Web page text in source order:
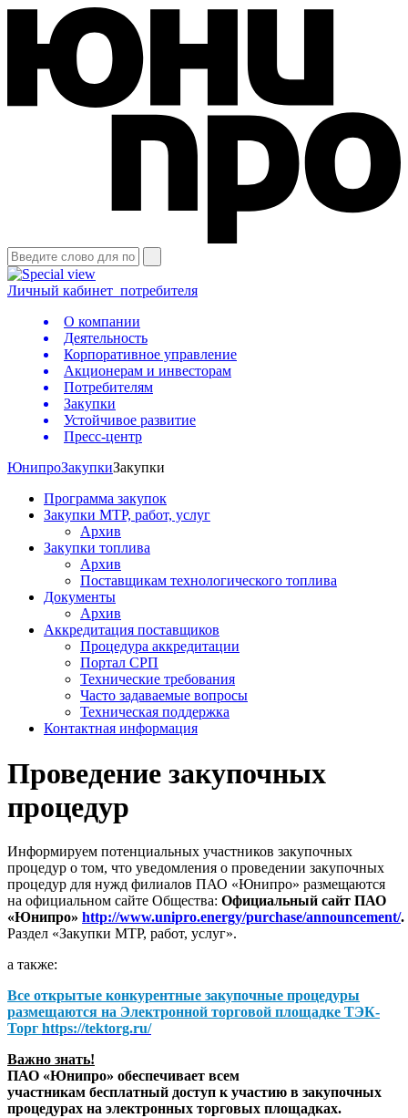
Личный кабинет потребителя
О компании
Деятельность
Корпоративное управление
Акционерам и инвесторам
Потребителям
Закупки
Устойчивое развитие
Пресс-центр
ЮнипроЗакупкиЗакупки
Программа закупок
Закупки МТР, работ, услуг
Архив
Закупки топлива
Архив
Поставщикам технологического топлива
Документы
Архив
Аккредитация поставщиков
Процедура аккредитации
Портал СРП
Технические требования
Часто задаваемые вопросы
Техническая поддержка
Контактная информация
Проведение закупочных
процедур
Информируем потенциальных участников закупочных
процедур о том, что уведомления о проведении закупочных
процедур для нужд филиалов ПАО «Юнипро» размещаются
на официальном сайте Общества: Официальный сайт ПАО
«Юнипро» http://www.unipro.energy/purchase/announcement/.
Раздел «Закупки МТР, работ, услуг».
а также:
Все открытые конкурентные закупочные процедуры
размещаются на Электронной торговой площадке ТЭК-
Торг https://tektorg.ru/
Важно знать!
ПАО «Юнипро» обеспечивает всем
участникам бесплатный доступ к участию в закупочных
процедурах на электронных торговых площадках.